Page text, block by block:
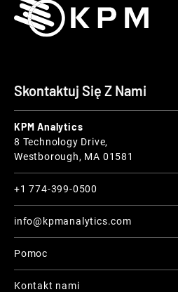
Skontaktuj Się Z Nami
KPM Analytics
8 Technology Drive,
Westborough, MA 01581
+1 774-399-0500
info@kpmanalytics.com
Pomoc
Kontakt nami